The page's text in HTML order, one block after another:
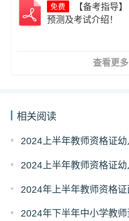
预测及考试介绍！
查看更多
相关阅读